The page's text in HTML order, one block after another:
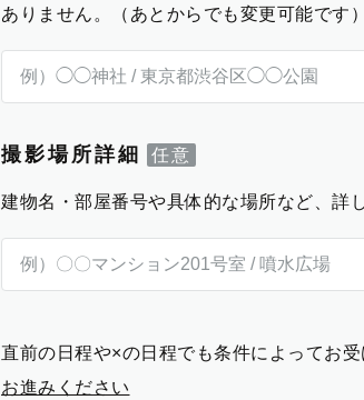
ありません。（あとからでも変更可能です）
撮影場所詳細
建物名・部屋番号や具体的な場所など、詳
直前の日程や×の日程でも条件によってお受
お進みください